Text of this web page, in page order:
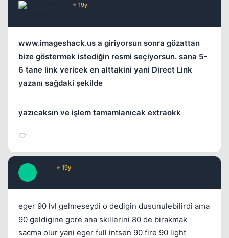
⭐ 19y
www.imageshack.us a giriyorsun sonra gözattan
bize göstermek istediğin resmi seçiyorsun. sana 5-
6 tane link vericek en alttakini yani Direct Link
yazanı sağdaki şekilde
yazıcaksın ve işlem tamamlanıcak extraokk
⭐ 19y
eger 90 lvl gelmeseydi o dedigin dusunulebilirdi ama
90 geldigine gore ana skillerini 80 de birakmak
sacma olur yani eger full intsen 90 fire 90 light